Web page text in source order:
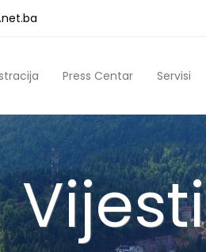
Press Centar Servisi
Vijesti